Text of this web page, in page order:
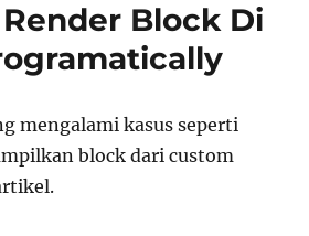
Block Di
mengalami kasus seperti
block dari custom